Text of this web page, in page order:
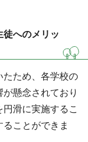
へのメリッ
ため、各学校の
懸念されており
滑に実施するこ
ことができま